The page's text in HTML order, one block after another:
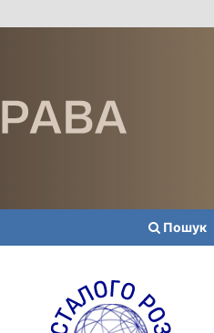
Пошук